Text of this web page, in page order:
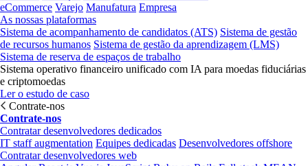
eCommerce Varejo Manufatura Empresa
As nossas plataformas
Sistema de acompanhamento de candidatos (ATS) Sistema de gestão
de recursos humanos Sistema de gestão da aprendizagem (LMS)
Sistema de reserva de espaços de trabalho
Sistema operativo financeiro unificado com IA para moedas fiduciárias
e criptomoedas
Ler o estudo de caso
Contrate-nos
Contrate-nos
Contratar desenvolvedores dedicados
IT staff augmentation Equipes dedicadas Desenvolvedores offshore
Contratar desenvolvedores web